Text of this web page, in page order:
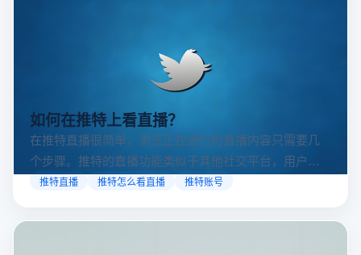
如何在推特上看直播？
在推特直播很简单，浏览正在进行的直播内容只需要几
个步骤。推特的直播功能类似于其他社交平台，用户可
以通过关注自己喜欢的账号、浏览话题标签或查看实时
可以随时随地参与实时互动，无论是关注新闻事件、休
推特直播 推特怎么看直播 推特账号